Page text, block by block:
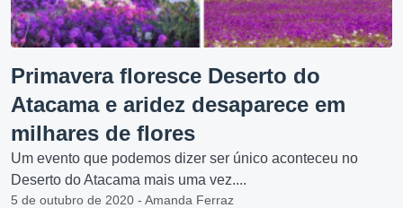
Primavera floresce Deserto do
Atacama e aridez desaparece em
milhares de flores
Um evento que podemos dizer ser único aconteceu no
Deserto do Atacama mais uma vez....
5 de outubro de 2020 - Amanda Ferraz